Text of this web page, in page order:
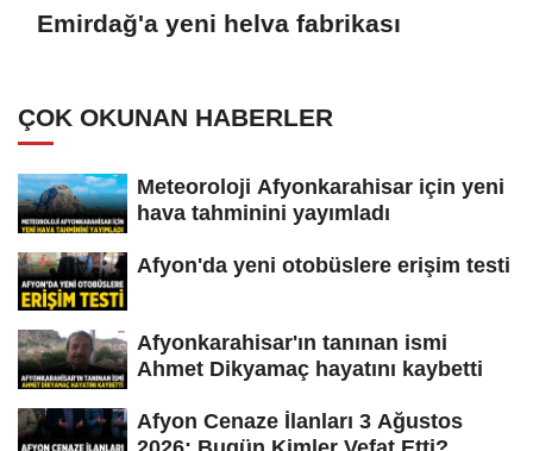
Emirdağ'a yeni helva fabrikası
ÇOK OKUNAN HABERLER
Meteoroloji Afyonkarahisar için yeni
hava tahminini yayımladı
Afyon'da yeni otobüslere erişim testi
Afyonkarahisar'ın tanınan ismi
Ahmet Dikyamaç hayatını kaybetti
Afyon Cenaze İlanları 3 Ağustos